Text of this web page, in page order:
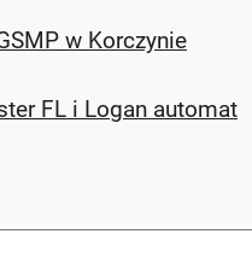
w Korczynie
FL i Logan automat